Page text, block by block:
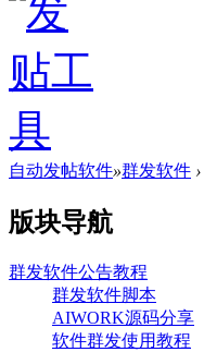
自动发帖软件»群发软件 ›
版块导航
群发软件公告教程
群发软件脚本
AIWORK源码分享
软件群发使用教程